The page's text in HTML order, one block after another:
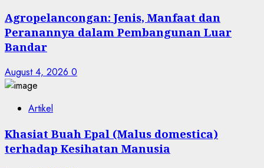
Agropelancongan: Jenis, Manfaat dan
Peranannya dalam Pembangunan Luar
Bandar
August 4, 2026 0
Artikel
Khasiat Buah Epal (Malus domestica)
terhadap Kesihatan Manusia